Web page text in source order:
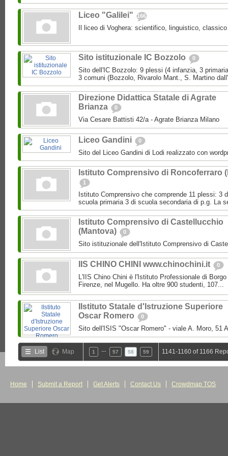
Liceo "Galilei" 166
Il liceo di Voghera: scientifico, linguistico,
Sito istituzionale IC Bozzolo 0
Sito dell'IC Bozzolo: 9 plessi (4 infanzia, 3
3 comuni (Bozzolo, Rivarolo Mant., S. Martino
Direzione Didattica Statale di Agrate
Brianza
0
Via Cesare Battisti 42/a - Agrate Brianza Milano
Liceo Gandini 0
Sito del Liceo Gandini di Lodi realizzato con
Istituto Comprensivo di Roncoferraro
1
Istituto Comprensivo che comprende 11 plessi: 3
scuola primaria 3 di scuola secondaria di p.g. La
Istituto Comprensivo di Castellucchio
(Mantova)
0
Sito istituzionale dell'Istituto Comprensivo di
IIS CHINO CHINI www.chinochini.it 0
L'IIS Chino Chini è l'Istituto Professionale di
Firenze, nel Mugello. Ha oltre 900 studenti, 107...
IIstituto Statale d'Istruzione Superiore
Oscar Romero
0
Sito dell'ISIS "Oscar Romero" - viale A. Moro, 51
List Map 1 57 58 59 1141-1160 of 1166
Home Submit a Report Get Alerts Contact Us Crowdmap TOS